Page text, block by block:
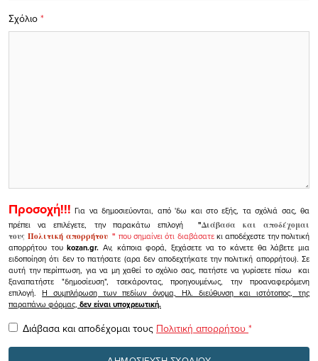
Σχόλιο *
Προσοχή!!! Για να δημοσιεύονται, από 'δω και στο εξής, τα σχόλιά σας, θα
πρέπει να επιλέγετε, την παρακάτω επιλογή
"Διάβασα και αποδέχομαι
τουςΠολιτική απορρήτου" που σημαίνει ότι διαβάσατεκι αποδέχεστε την πολιτική
απορρήτου τουkozan.gr. Αν, κάποια φορά, ξεχάσετε να το κάνετε θα λάβετε μια
ειδοποίηση ότι δεν το πατήσατε (αρα δεν αποδεχτήκατε την πολιτική απορρήτου). Σε
αυτή την περίπτωση, για να μη χαθεί το σχόλιο σας, πατήστε να γυρίσετε πίσω και
ξαναπατήστε "δημοσίευση", τσεκάροντας, προηγουμένως, την προαναφερόμενη
επιλογή.Η συμπλήρωση των πεδίων όνομα, Ηλ. διεύθυνση και ιστότοπος, της
παραπάνω φόρμας, δεν είναι υποχρεωτική.
Διάβασα και αποδέχομαι τους Πολιτική απορρήτου *